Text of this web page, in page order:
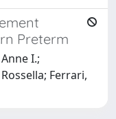
Preterm
I.;
Ferrari,